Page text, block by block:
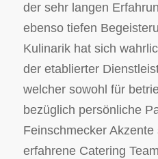
der sehr langen
ebenso tiefen
Kulinarik hat sich
der etablierter
welcher sowohl für
bezüglich persönliche
Feinschmecker
erfahrene Catering